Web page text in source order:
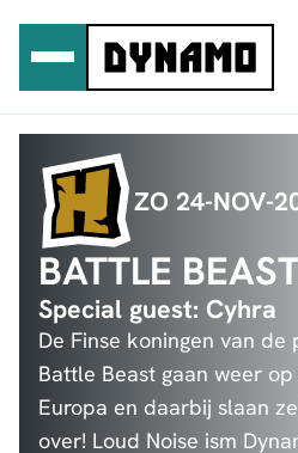
inhoud
ZO 24-NOV-
BATTLE
Special guest: Cyhra
De Finse koningen van de
Battle Beast gaan weer
Europa en daarbij slaan
over! Loud Noise ism